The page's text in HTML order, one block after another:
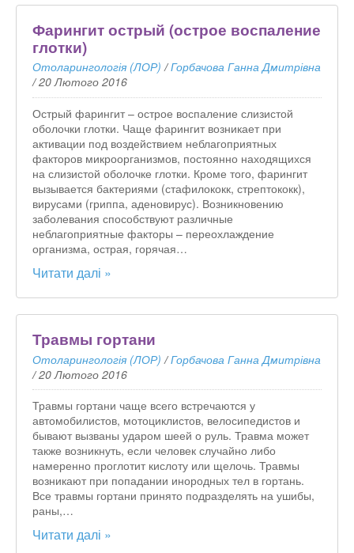
Фарингит острый (острое воспаление
глотки)
Отоларингологія (ЛОР) /Горбачова Ганна Дмитрівна
/20 Лютого 2016
Острый фарингит – острое воспаление слизистой
оболочки глотки. Чаще фарингит возникает при
активации под воздействием неблагоприятных
факторов микроорганизмов, постоянно находящихся
на слизистой оболочке глотки. Кроме того, фарингит
вызывается бактериями (стафилококк, стрептококк),
вирусами (гриппа, аденовирус). Возникновению
заболевания способствуют различные
неблагоприятные факторы – переохлаждение
организма, острая, горячая…
Читати далі »
Травмы гортани
Отоларингологія (ЛОР) /Горбачова Ганна Дмитрівна
/20 Лютого 2016
Травмы гортани чаще всего встречаются у
автомобилистов, мотоциклистов, велосипедистов и
бывают вызваны ударом шеей о руль. Травма может
также возникнуть, если человек случайно либо
намеренно проглотит кислоту или щелочь. Травмы
возникают при попадании инородных тел в гортань.
Все травмы гортани принято подразделять на ушибы,
раны,…
Читати далі »